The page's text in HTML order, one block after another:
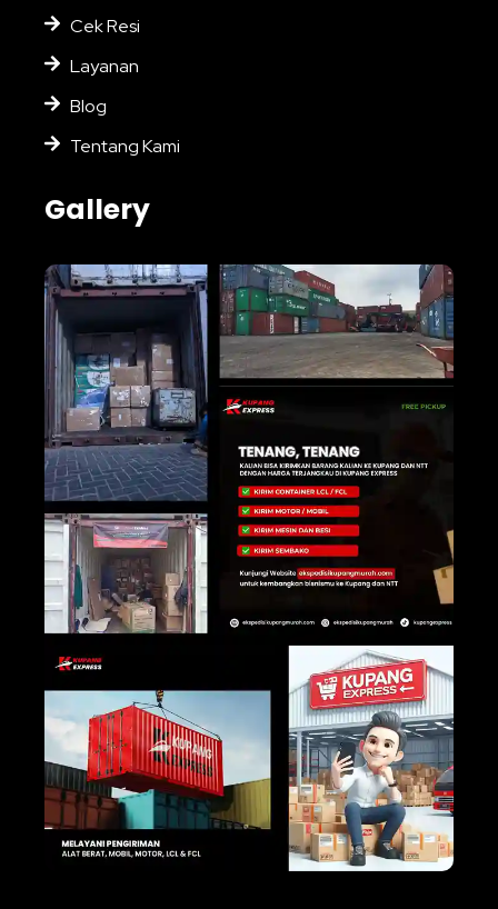
Cek Resi
Layanan
Blog
Tentang Kami
Gallery